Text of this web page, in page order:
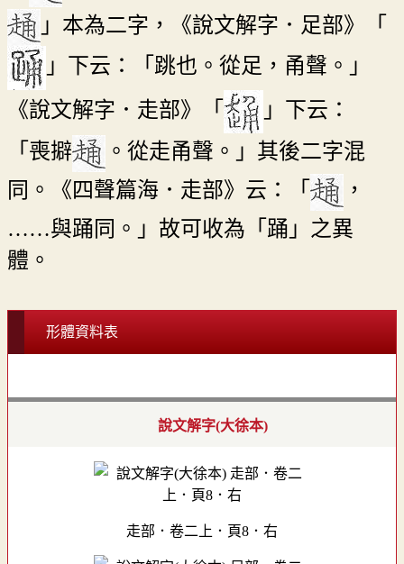
」本為二字，《說文解字．足部》「
」下云：「跳也。從足，甬聲。」
《說文解字．走部》「
」下云：
「喪擗
。從走甬聲。」其後二字混
同。《四聲篇海．走部》云：「
，
……與踊同。」故可收為「踊」之異
體。
形體資料表
說文解字(大徐本)
走部．卷二上．頁8．右